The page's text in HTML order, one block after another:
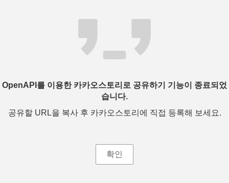
OpenAPI를 이용한 카카오스토리로 공유하기 기능이 종료되었
습니다.
공유할 URL을 복사 후 카카오스토리에 직접 등록해 보세요.
확인